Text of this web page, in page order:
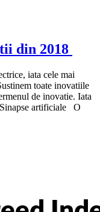
din 2018
iata cele mai
toate inovatiile
de inovatie. Iata
artificiale O